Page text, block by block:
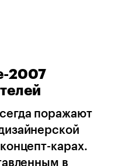
Lada
2007
поражают
карах.
в